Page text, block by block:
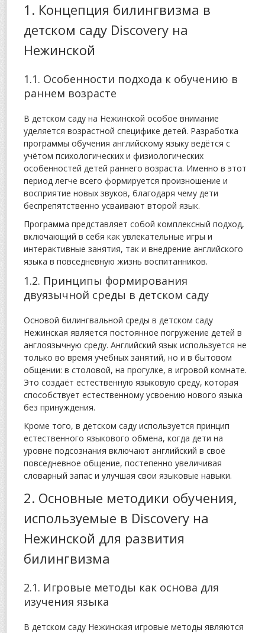
1. Концепция билингвизма в
детском саду Discovery на
Нежинской
1.1. Особенности подхода к обучению в
раннем возрасте
В детском саду на Нежинской особое внимание
уделяется возрастной специфике детей. Разработка
программы обучения английскому языку ведётся с
учётом психологических и физиологических
особенностей детей раннего возраста. Именно в этот
период легче всего формируется произношение и
восприятие новых звуков, благодаря чему дети
беспрепятственно усваивают второй язык.
Программа представляет собой комплексный подход,
включающий в себя как увлекательные игры и
интерактивные занятия, так и внедрение английского
языка в повседневную жизнь воспитанников.
1.2. Принципы формирования
двуязычной среды в детском саду
Основой билингвальной среды в детском саду
Нежинская является постоянное погружение детей в
англоязычную среду. Английский язык используется не
только во время учебных занятий, но и в бытовом
общении: в столовой, на прогулке, в игровой комнате.
Это создаёт естественную языковую среду, которая
способствует естественному усвоению нового языка
без принуждения.
Кроме того, в детском саду используется принцип
естественного языкового обмена, когда дети на
уровне подсознания включают английский в своё
повседневное общение, постепенно увеличивая
словарный запас и улучшая свои языковые навыки.
2. Основные методики обучения,
используемые в Discovery на
Нежинской для развития
билингвизма
2.1. Игровые методы как основа для
изучения языка
В детском саду Нежинская игровые методы являются